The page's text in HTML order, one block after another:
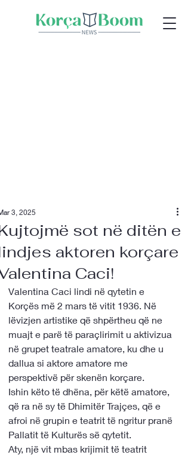
sot në ditën e
aktoren korçare
Caci!
3, 2025
Valentina Caci lindi në qytetin e
Korçës më 2 mars të vitit 1936. Në
lëvizjen artistike që shpërtheu që ne
muajt e parë të paraçlirimit u aktivizua
në grupet teatrale amatore, ku dhe u
dallua si aktore amatore me
perspektivë për skenën korçare.
Ishin këto të dhëna, për këtë amatore,
që ra në sy të Dhimitër Trajçes, që e
afroi në grupin e teatrit të ngritur pranë
Pallatit të Kulturës së qytetit.
Aty, një vit mbas krijimit të teatrit